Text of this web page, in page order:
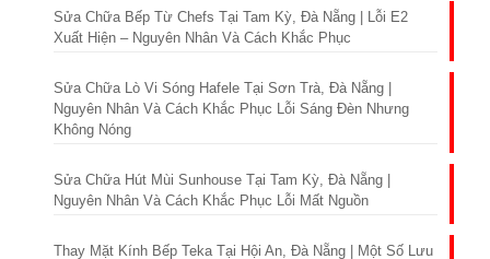
Sửa Chữa Bếp Từ Chefs Tại Tam Kỳ, Đà Nẵng | Lỗi E2
Xuất Hiện – Nguyên Nhân Và Cách Khắc Phục
Sửa Chữa Lò Vi Sóng Hafele Tại Sơn Trà, Đà Nẵng |
Nguyên Nhân Và Cách Khắc Phục Lỗi Sáng Đèn Nhưng
Không Nóng
Sửa Chữa Hút Mùi Sunhouse Tại Tam Kỳ, Đà Nẵng |
Nguyên Nhân Và Cách Khắc Phục Lỗi Mất Nguồn
Thay Mặt Kính Bếp Teka Tại Hội An, Đà Nẵng | Một Số Lưu